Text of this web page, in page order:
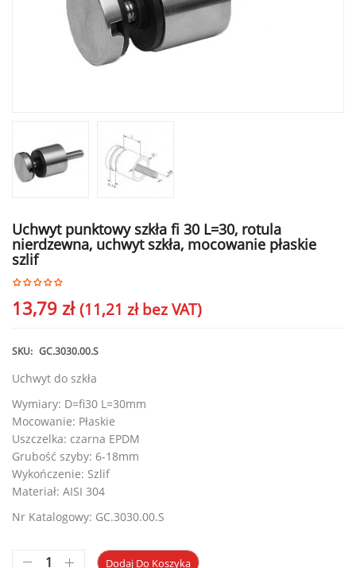
Uchwyt punktowy szkła fi 30 L=30, rotula
nierdzewna, uchwyt szkła, mocowanie płaskie
szlif
13,79 zł (11,21 złbez VAT)
SKU: GC.3030.00.S
Uchwyt do szkła
Wymiary: D=fi30 L=30mm
Mocowanie: Płaskie
Uszczelka: czarna EPDM
Grubość szyby: 6-18mm
Wykończenie: Szlif
Materiał: AISI 304
Nr Katalogowy: GC.3030.00.S
Dodaj Do Koszyka